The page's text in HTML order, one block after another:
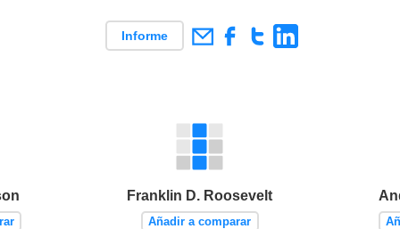
Informe
Franklin D. Roosevelt
Añadir a comparar